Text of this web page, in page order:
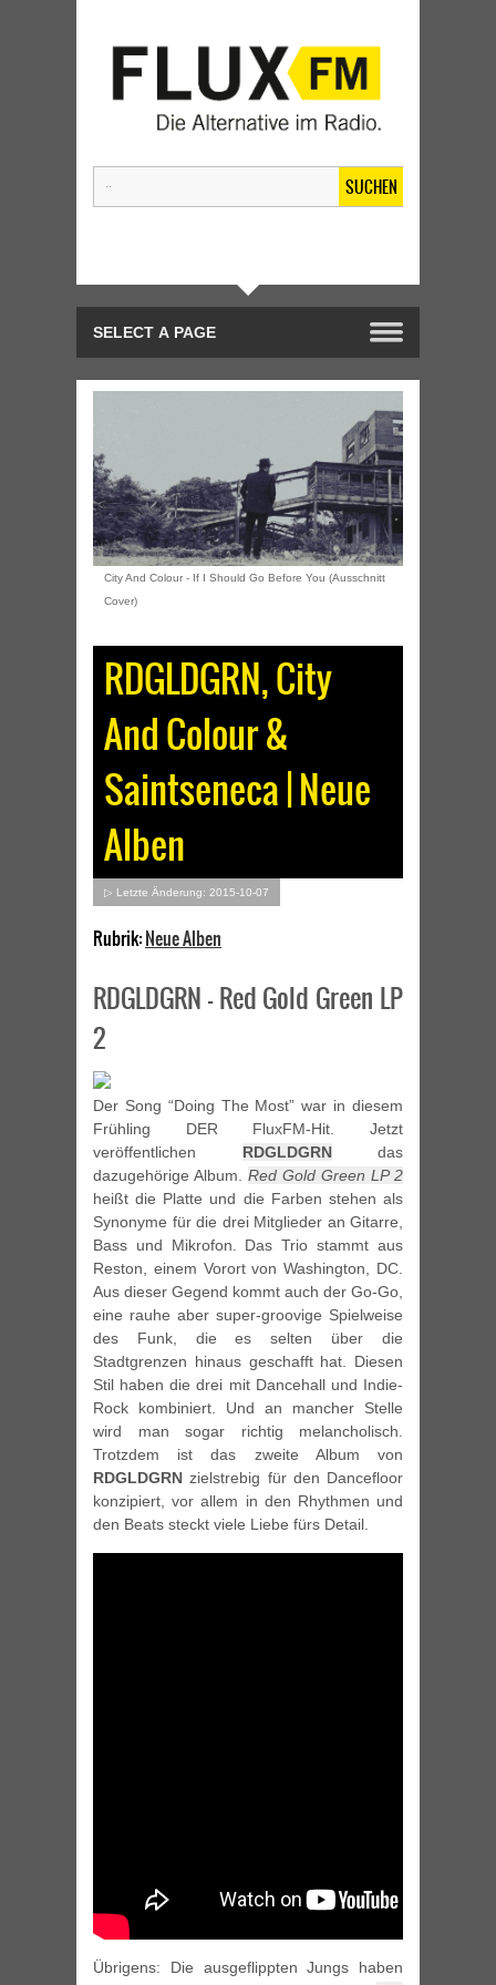
SUCHEN
City And Colour - If I Should Go Before You (Ausschnitt
Cover)
RDGLDGRN, City
And Colour &
Saintseneca | Neue
Alben
▷ Letzte Änderung: 2015-10-07
Rubrik:Neue Alben
RDGLDGRN – Red Gold Green LP
2
Der Song “Doing The Most” war in diesem
Frühling DER FluxFM-Hit. Jetzt
veröffentlichen RDGLDGRNdas
dazugehörige Album. Red Gold Green LP 2
heißt die Platte und die Farben stehen als
Synonyme für die drei Mitglieder an Gitarre,
Bass und Mikrofon. Das Trio stammt aus
Reston, einem Vorort von Washington, DC.
Aus dieser Gegend kommt auch der Go-Go,
eine rauhe aber super-groovige Spielweise
des Funk, die es selten über die
Stadtgrenzen hinaus geschafft hat. Diesen
Stil haben die drei mit Dancehall und Indie-
Rock kombiniert. Und an mancher Stelle
wird man sogar richtig melancholisch.
Trotzdem ist das zweite Album von
RDGLDGRN zielstrebig für den Dancefloor
konzipiert, vor allem in den Rhythmen und
den Beats steckt viele Liebe fürs Detail.
Übrigens: Die ausgeflippten Jungs haben